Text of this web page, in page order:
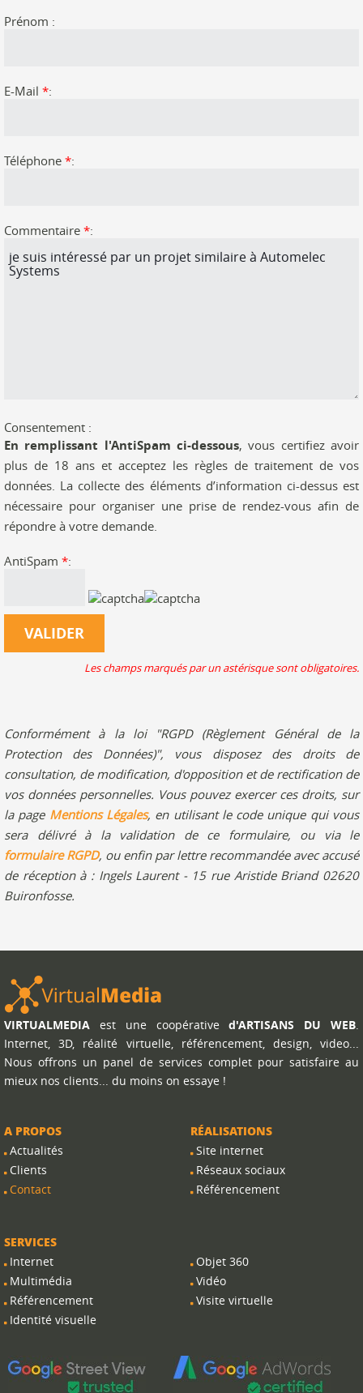
Prénom :
E-Mail *:
Téléphone *:
Commentaire *:
Consentement :
En remplissant l'AntiSpam ci-dessous, vous certifiez avoir
plus de 18 ans et acceptez les règles de traitement de vos
données. La collecte des éléments d’information ci-dessus est
nécessaire pour organiser une prise de rendez-vous afin de
répondre à votre demande.
AntiSpam *:
Les champs marqués par un astérisque sont obligatoires.
Conformément à la loi "RGPD (Règlement Général de la
Protection des Données)", vous disposez des droits de
consultation, de modification, d'opposition et de rectification de
vos données personnelles. Vous pouvez exercer ces droits, sur
la page Mentions Légales, en utilisant le code unique qui vous
sera délivré à la validation de ce formulaire, ou via le
formulaire RGPD, ou enfin par lettre recommandée avec accusé
de réception à : Ingels Laurent - 15 rue Aristide Briand 02620
Buironfosse.
VIRTUALMEDIA est une coopératived'ARTISANS DU WEB
Internet, 3D, réalité virtuelle, référencement, design, video...
Nous offrons un panel de services complet pour satisfaire au
mieux nos clients... du moins on essaye !
A PROPOS
Actualités
Clients
Contact
SERVICES
Internet
Multimédia
Référencement
Identité visuelle
RÉALISATIONS
Site internet
Réseaux sociaux
Référencement
Objet 360
Vidéo
Visite virtuelle